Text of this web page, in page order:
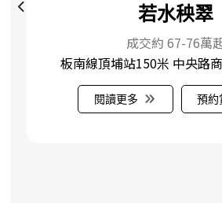
若水秧翠
成交約 67-76萬
板南線頂埔站150米 中央路
閱讀更多 預約